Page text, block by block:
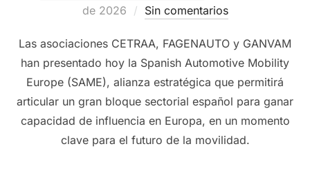
el
de 2026
Sin comentarios
Las asociaciones CETRAA, FAGENAUTO y GANVAM
han presentado hoy la Spanish Automotive Mobility
Europe (SAME), alianza estratégica que permitirá
articular un gran bloque sectorial español para ganar
capacidad de influencia en Europa, en un momento
clave para el futuro de la movilidad.